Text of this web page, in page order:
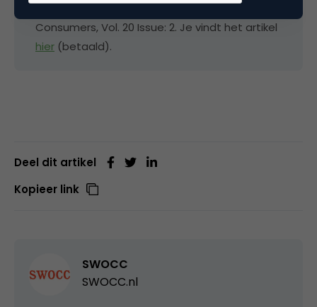
explorative study’ en verscheen in Young
Consumers, Vol. 20 Issue: 2. Je vindt het artikel
hier (betaald).
Deel dit artikel
Kopieer link
SWOCC
SWOCC.nl